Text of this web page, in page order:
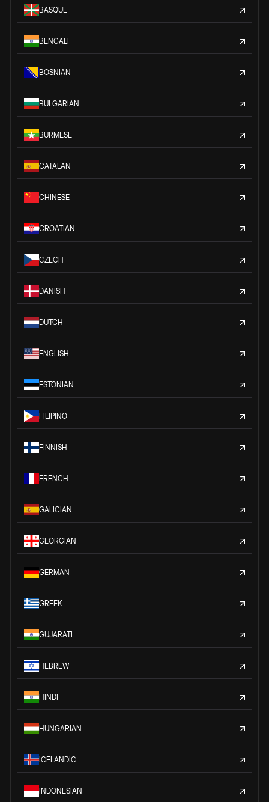
BASQUE
BENGALI
BOSNIAN
BULGARIAN
BURMESE
CATALAN
CHINESE
CROATIAN
CZECH
DANISH
DUTCH
ENGLISH
ESTONIAN
FILIPINO
FINNISH
FRENCH
GALICIAN
GEORGIAN
GERMAN
GREEK
GUJARATI
HEBREW
HINDI
HUNGARIAN
ICELANDIC
INDONESIAN